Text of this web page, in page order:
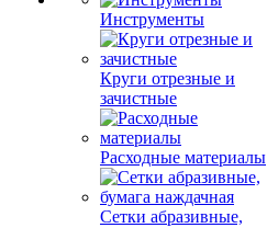
Инструменты
Круги отрезные и
зачистные
Расходные материалы
Сетки абразивные,